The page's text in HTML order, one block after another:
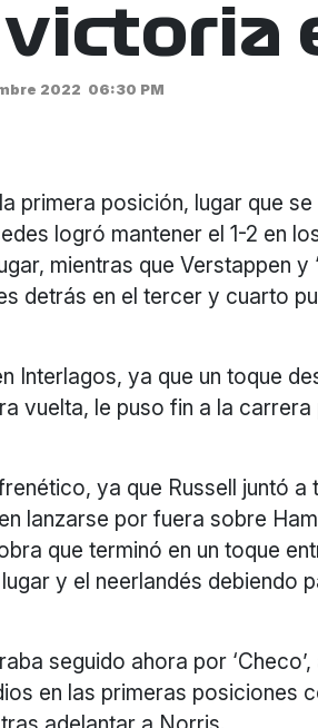
2022 06:30 PM
primera posición, lugar que se
logró mantener el 1-2 en
mientras que Verstappen y
detrás en el tercer y cuarto
Interlagos, ya que un toque
vuelta, le puso fin a la
ya que Russell juntó a
lanzarse por fuera sobre
que terminó en un toque
y el neerlandés debiendo
seguido ahora por
en las primeras posiciones